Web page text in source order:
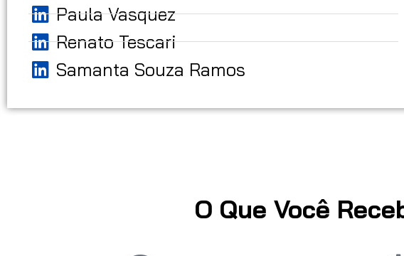
Paula Vasquez
Renato Tescari
Samanta Souza Ramos
O Que Você